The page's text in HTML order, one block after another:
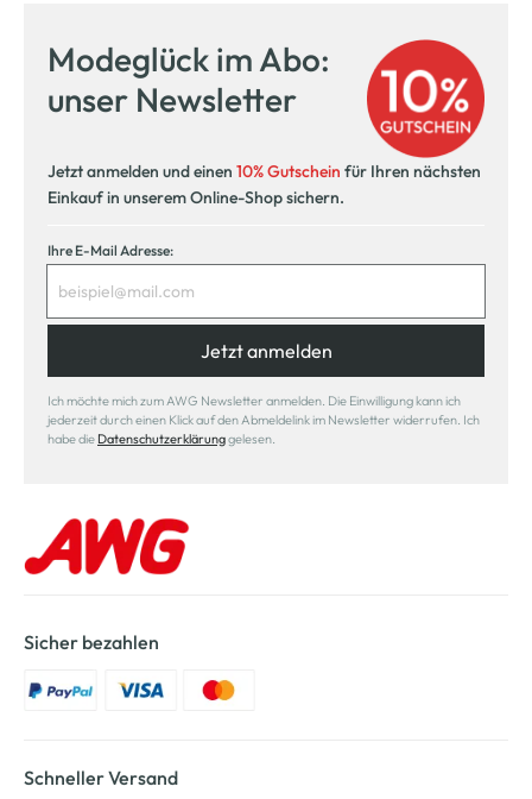
Modeglück im Abo:
unser Newsletter
Jetzt anmelden und einen 10% Gutschein für Ihren nächsten
Einkauf in unserem Online-Shop sichern.
Ihre E-Mail Adresse:
Jetzt anmelden
Ich möchte mich zum AWG Newsletter anmelden. Die Einwilligung kann ich
jederzeit durch einen Klick auf den Abmeldelink im Newsletter widerrufen. Ich
habe die Datenschutzerklärunggelesen.
Sicher bezahlen
Schneller Versand